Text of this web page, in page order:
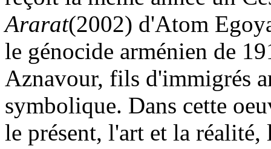
Ararat(2002) d'Atom
le génocide arménien de
Aznavour, fils d'immigrés
symbolique. Dans cette
le présent, l'art et la